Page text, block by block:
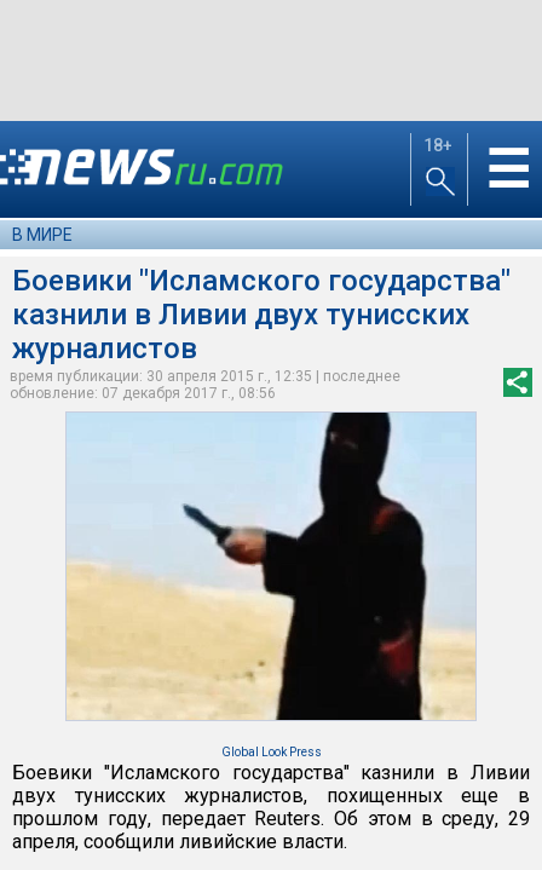
18+ ☰
В МИРЕ
Боевики "Исламского государства"
казнили в Ливии двух тунисских
журналистов
время публикации: 30 апреля 2015 г., 12:35 | последнее
обновление: 07 декабря 2017 г., 08:56
Global Look Press
Боевики "Исламского государства" казнили в Ливии
двух тунисских журналистов, похищенных еще в
прошлом году, передает Reuters. Об этом в среду, 29
апреля, сообщили ливийские власти.